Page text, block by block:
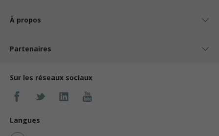
À propos
Partenaires
Sur les réseaux sociaux
Langues